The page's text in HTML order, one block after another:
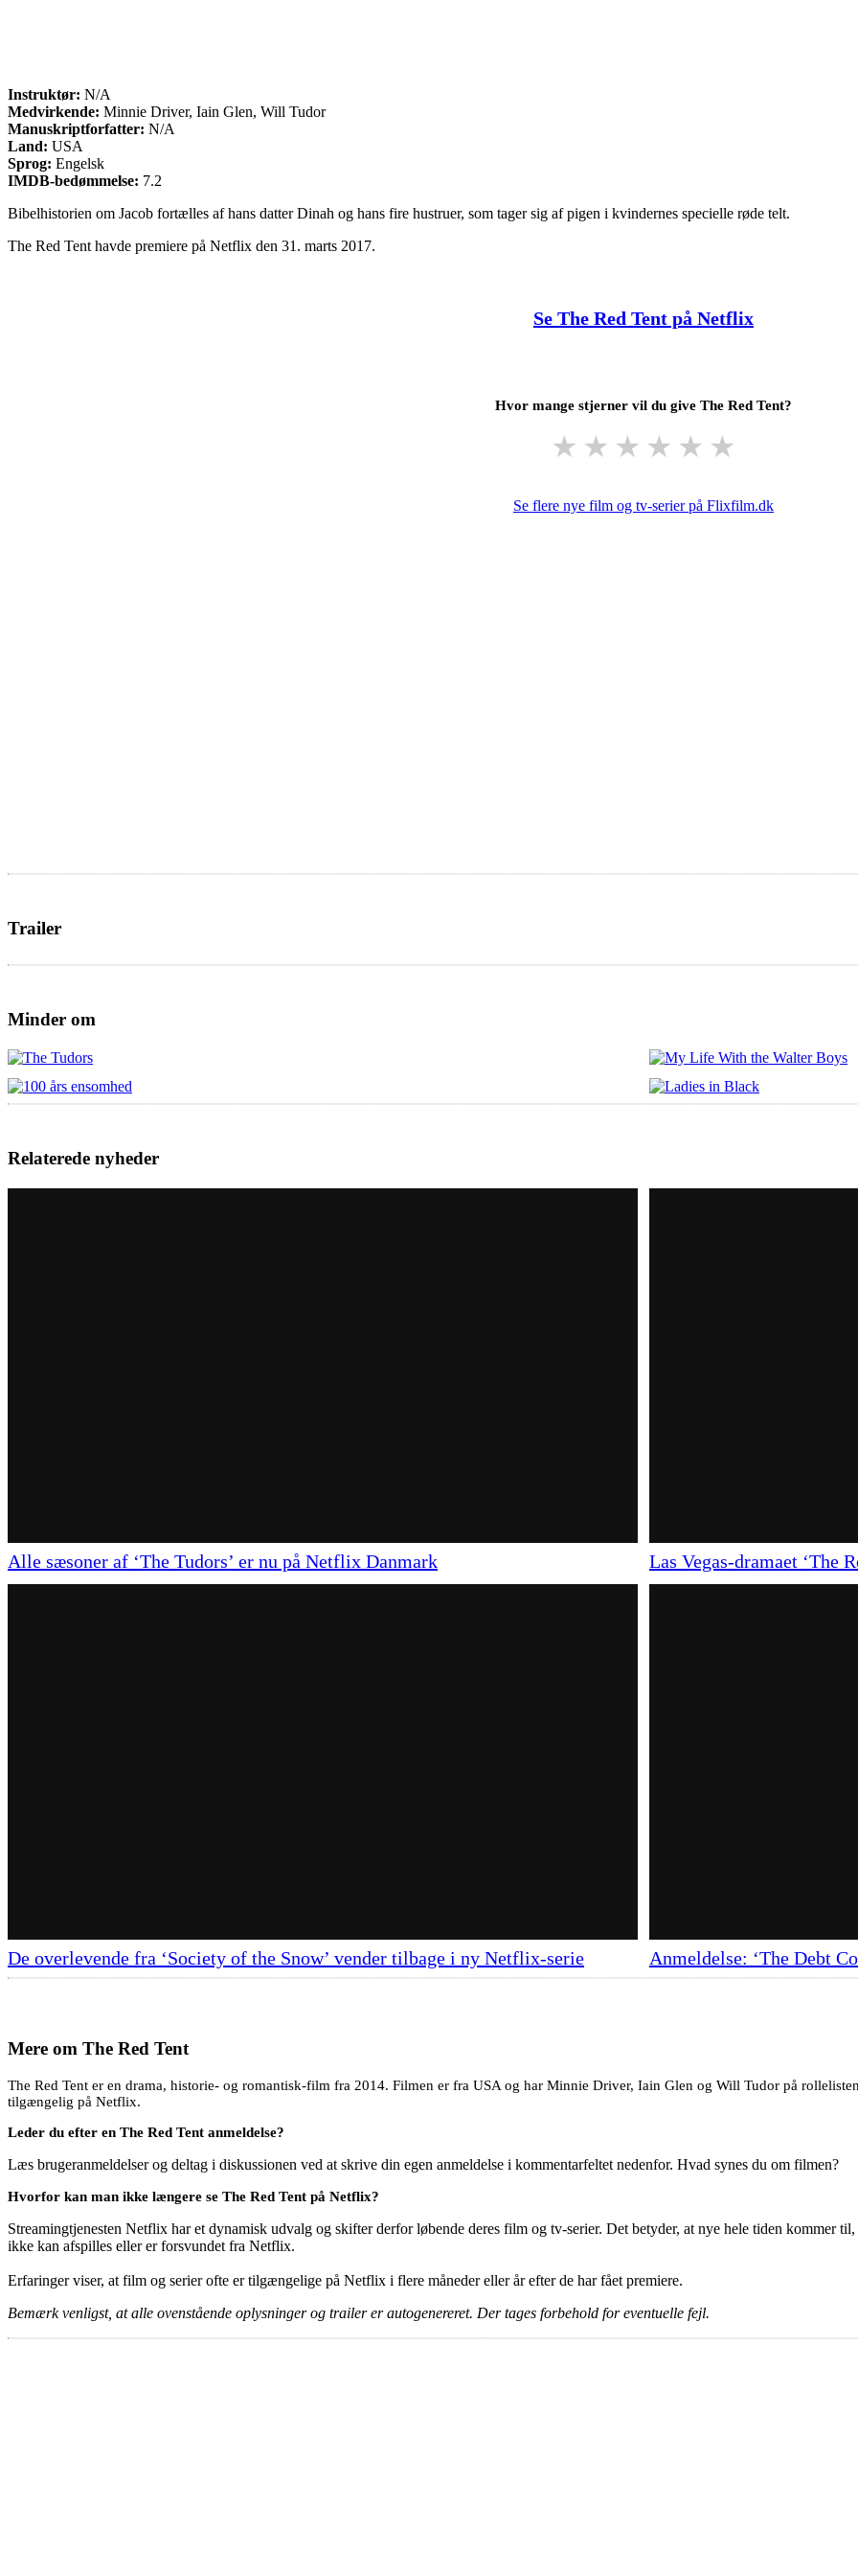
Instruktør: N/A
Medvirkende: Minnie Driver, Iain Glen, Will Tudor
Manuskriptforfatter: N/A
Land: USA
Sprog: Engelsk
IMDB-bedømmelse: 7.2
Bibelhistorien om Jacob fortælles af hans datter Dinah og hans fire hustruer, som tager sig af pigen i kvindernes specielle røde telt.
The Red Tent havde premiere på Netflix den 31. marts 2017.
Se The Red Tent på Netflix
Hvor mange stjerner vil du give The Red Tent?
★ ★ ★ ★ ★ ★
Se flere nye film og tv-serier på Flixfilm.dk
Trailer
Minder om
Relaterede nyheder
Alle sæsoner af ‘The Tudors’ er nu på Netflix Danmark Las Vegas-dramaet ‘The
De overlevende fra ‘Society of the Snow’ vender tilbage i ny Netflix-serie Anmeldelse: ‘The Debt
Mere om The Red Tent
The Red Tent er en drama, historie- og romantisk-film fra 2014. Filmen er fra USA og har Minnie Driver, Iain Glen og Will Tudor på
tilgængelig på Netflix.
Leder du efter en The Red Tent anmeldelse?
Læs brugeranmeldelser og deltag i diskussionen ved at skrive din egen anmeldelse i kommentarfeltet nedenfor. Hvad synes du om filmen?
Hvorfor kan man ikke længere se The Red Tent på Netflix?
Streamingtjenesten Netflix har et dynamisk udvalg og skifter derfor løbende deres film og tv-serier. Det betyder, at nye hele tiden kommer
ikke kan afspilles eller er forsvundet fra Netflix.
Erfaringer viser, at film og serier ofte er tilgængelige på Netflix i flere måneder eller år efter de har fået premiere.
Bemærk venligst, at alle ovenstående oplysninger og trailer er autogenereret. Der tages forbehold for eventuelle fejl.